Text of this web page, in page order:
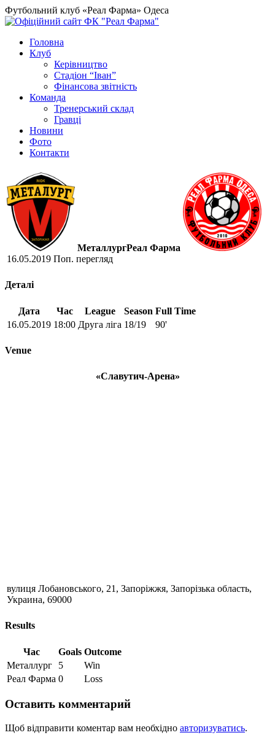
Футбольний клуб «Реал Фарма» Одеса
Головна
Клуб
Керівництво
Стадіон “Іван”
Фінансова звітність
Команда
Тренерський склад
Гравці
Новини
Фото
Контакти
МеталлургРеал Фарма
16.05.2019 Поп. перегляд
Деталі
Дата Час League Season Full Time
16.05.2019 18:00 Друга ліга 18/19 90'
Venue
«Славутич-Арена»
вулиця Лобановського, 21, Запоріжжя, Запорізька область,
Украина, 69000
Results
Час Goals Outcome
Металлург
5
Win
Реал Фарма 0 Loss
Оставить комментарий
Щоб відправити коментар вам необхідно авторизуватись.